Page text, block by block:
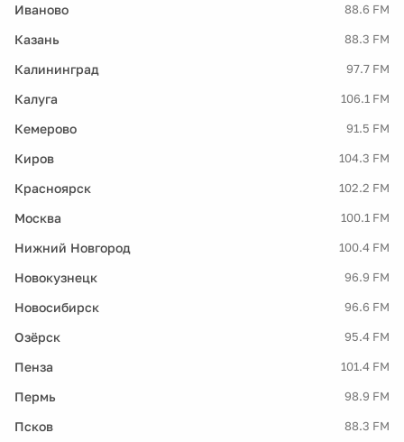
Иваново 88.6 FM
Казань 88.3 FM
Калининград 97.7 FM
Калуга 106.1 FM
Кемерово 91.5 FM
Киров 104.3 FM
Красноярск 102.2 FM
Москва 100.1 FM
Нижний Новгород 100.4 FM
Новокузнецк 96.9 FM
Новосибирск 96.6 FM
Озёрск 95.4 FM
Пенза 101.4 FM
Пермь 98.9 FM
Псков 88.3 FM